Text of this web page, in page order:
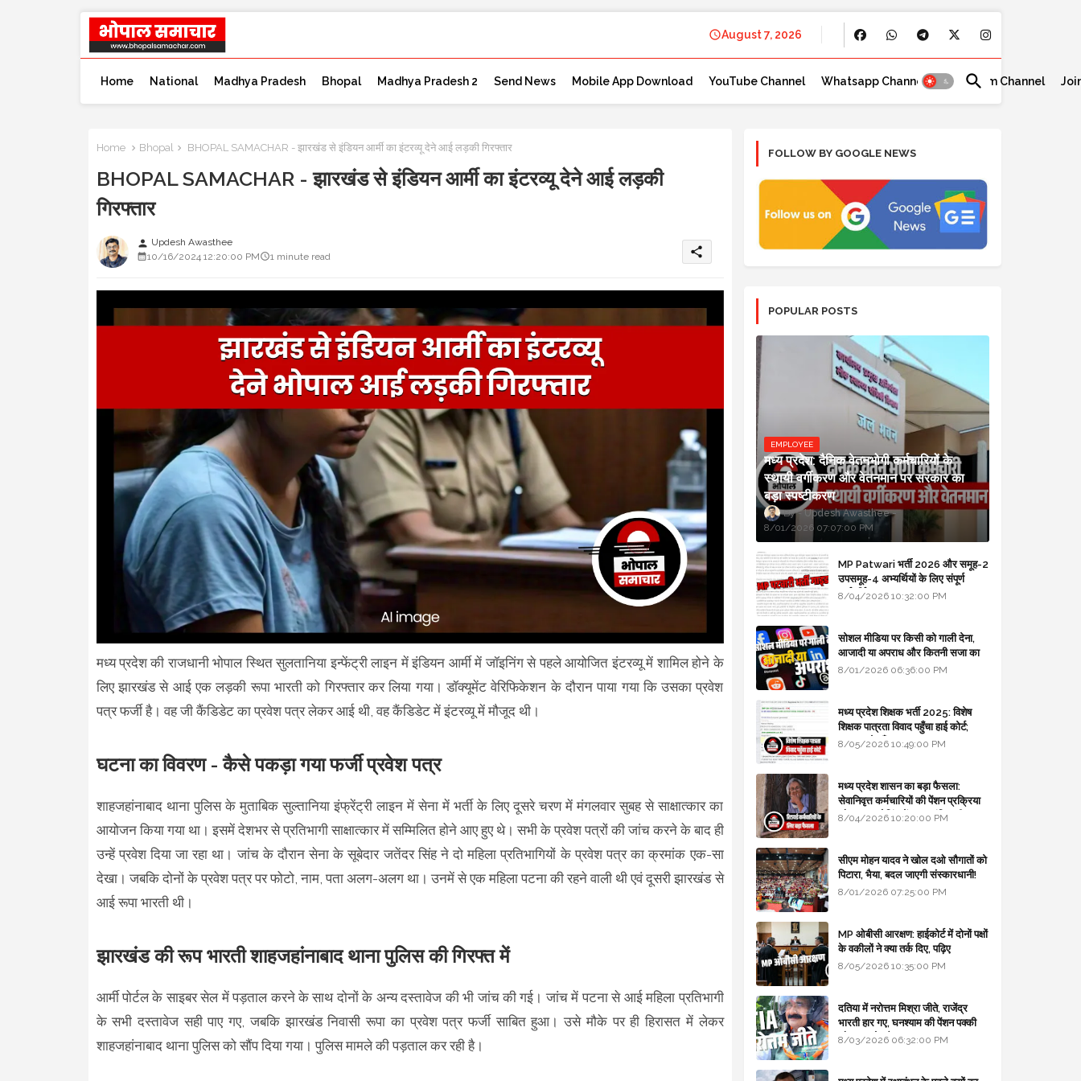
August 7, 2026
Home National Madhya Pradesh Bhopal Madhya Pradesh 2 Send News Mobile App Download YouTube Channel Whatsapp Channel Telegram Channel
Home Bhopal BHOPAL SAMACHAR - झारखंड से इंडियन आर्मी का इंटरव्यू देने आई लड़की गिरफ्तार
BHOPAL SAMACHAR - झारखंड से इंडियन आर्मी का इंटरव्यू देने आई लड़की
गिरफ्तार
person Updesh Awasthee
10/16/2024 12:20:00 PM
1 minute read share
मध्य प्रदेश की राजधानी भोपाल स्थित सुलतानिया इन्फेंट्री लाइन में इंडियन आर्मी में जॉइनिंग से पहले आयोजित इंटरव्यू में शामिल होने के
लिए झारखंड से आई एक लड़की रूपा भारती को गिरफ्तार कर लिया गया। डॉक्यूमेंट वेरिफिकेशन के दौरान पाया गया कि उसका प्रवेश
पत्र फर्जी है। वह जी कैंडिडेट का प्रवेश पत्र लेकर आई थी, वह कैंडिडेट में इंटरव्यू में मौजूद थी।
घटना का विवरण - कैसे पकड़ा गया फर्जी प्रवेश पत्र
शाहजहांनाबाद थाना पुलिस के मुताबिक सुल्तानिया इंफ्रेंट्री लाइन में सेना में भर्ती के लिए दूसरे चरण में मंगलवार सुबह से साक्षात्कार का
आयोजन किया गया था। इसमें देशभर से प्रतिभागी साक्षात्कार में सम्मिलित होने आए हुए थे। सभी के प्रवेश पत्रों की जांच करने के बाद ही
उन्हें प्रवेश दिया जा रहा था। जांच के दौरान सेना के सूबेदार जतेंदर सिंह ने दो महिला प्रतिभागियों के प्रवेश पत्र का क्रमांक एक-सा
देखा। जबकि दोनों के प्रवेश पत्र पर फोटो, नाम, पता अलग-अलग था। उनमें से एक महिला पटना की रहने वाली थी एवं दूसरी झारखंड से
आई रूपा भारती थी।
झारखंड की रूप भारती शाहजहांनाबाद थाना पुलिस की गिरफ्त में
आर्मी पोर्टल के साइबर सेल में पड़ताल करने के साथ दोनों के अन्य दस्तावेज की भी जांच की गई। जांच में पटना से आई महिला प्रतिभागी
के सभी दस्तावेज सही पाए गए, जबकि झारखंड निवासी रूपा का प्रवेश पत्र फर्जी साबित हुआ। उसे मौके पर ही हिरासत में लेकर
शाहजहांनाबाद थाना पुलिस को सौंप दिया गया। पुलिस मामले की पड़ताल कर रही है।
FOLLOW BY GOOGLE NEWS
POPULAR POSTS
EMPLOYEE
मध्य प्रदेश: दैनिक वेतनभोगी कर्मचारियों के
स्थायी वर्गीकरण और वेतनमान पर सरकार का
बड़ा स्पष्टीकरण
Updesh Awasthee
8/01/2026 07:07:00 PM
MP Patwari भर्ती 2026 और समूह-2
उपसमूह-4 अभ्यर्थियों के लिए संपूर्ण
मार्गदर्शिका
8/04/2026 10:32:00 PM
सोशल मीडिया पर किसी को गाली देना,
आजादी या अपराध और कितनी सजा का
प्रावधान - free legal advice
8/01/2026 06:36:00 PM
मध्य प्रदेश शिक्षक भर्ती 2025: विशेष
शिक्षक पात्रता विवाद पहुँचा हाई कोर्ट;
सरकार से माँगा जवाब
8/05/2026 10:49:00 PM
मध्य प्रदेश शासन का बड़ा फैसला:
सेवानिवृत्त कर्मचारियों की पेंशन प्रक्रिया
और बजट कोडिंग में हुए क्रांतिकारी
8/04/2026 10:20:00 PM
सीएम मोहन यादव ने खोल दओ सौगातों को
पिटारा, भैया, बदल जाएगी संस्कारधानी!
8/01/2026 07:25:00 PM
MP ओबीसी आरक्षण: हाईकोर्ट में दोनों पक्षों
के वकीलों ने क्या तर्क दिए, पढ़िए
8/05/2026 10:35:00 PM
दतिया में नरोत्तम मिश्रा जीते, राजेंद्र
भारती हार गए, घनश्याम की पेंशन पक्की
और आशुतोष बैक टू...
8/03/2026 06:32:00 PM